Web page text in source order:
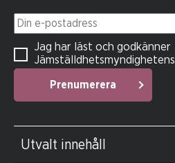
Din e-postadress
Prenumerera
Jag har läst och godkänner
Jämställdhetsmyndighetens
Utvalt innehåll